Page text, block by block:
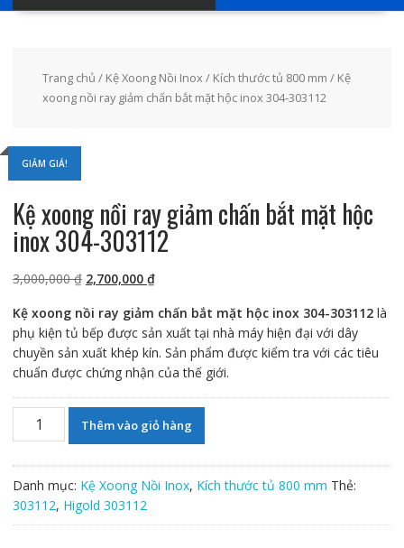
Trang chủ / Kệ Xoong Nồi Inox / Kích thước tủ 800 mm / Kệ
xoong nồi ray giảm chấn bắt mặt hộc inox 304-303112
GIẢM GIÁ!
Kệ xoong nồi ray giảm chấn bắt mặt hộc
inox 304-303112
3,000,000₫ Giá
là:
3,000,000 ₫.
2,700,000 ₫Giá
tại
là:
2,700,000 ₫.
Kệ xoong nồi ray giảm chấn bắt mặt hộc inox 304-303112 là
phụ kiện tủ bếp được sản xuất tại nhà máy hiện đại với dây
chuyền sản xuất khép kín. Sản phẩm được kiểm tra với các tiêu
chuẩn được chứng nhận của thế giới.
giảm
chấn
Thêm vào giỏ hàng
Danh mục: Kệ Xoong Nồi Inox, Kích thước tủ 800 mm Thẻ:
303112, Higold 303112